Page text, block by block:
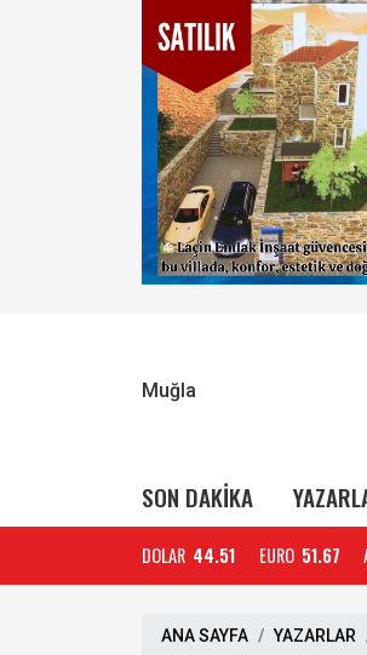
Muğla
SON DAKİKA
DOLAR 44.51 EURO 51.67
ANA SAYFA YAZARLAR